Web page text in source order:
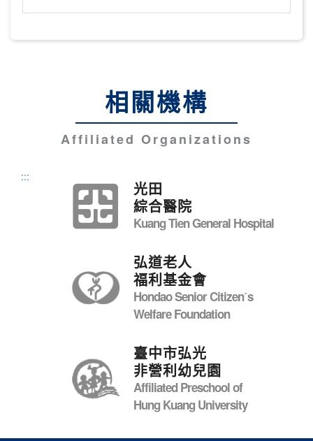
相關機構
Affiliated Organizations
:::
光田
綜合醫院
Kuang Tien General Hospital
弘道老人
福利基金會
Hondao Senior Citizenˊs
Welfare Foundation
臺中市弘光
非營利幼兒園
Affiliated Preschool of
Hung Kuang University